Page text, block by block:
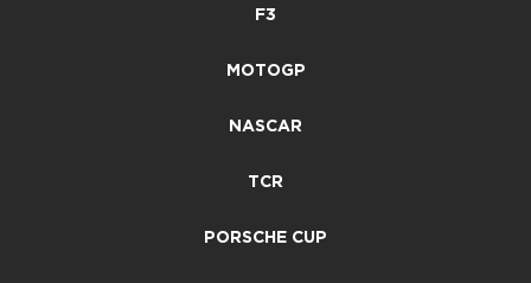
F3
MOTOGP
NASCAR
TCR
PORSCHE CUP